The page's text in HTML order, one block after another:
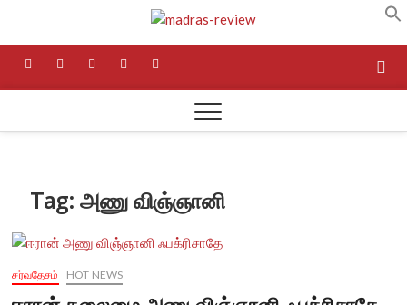
content
Madras
MEDIA
facebooktwitterinstagrampinterestlinkedin
Tag:அணு விஞ்ஞானி
சர்வதேசம் HOT NEWS